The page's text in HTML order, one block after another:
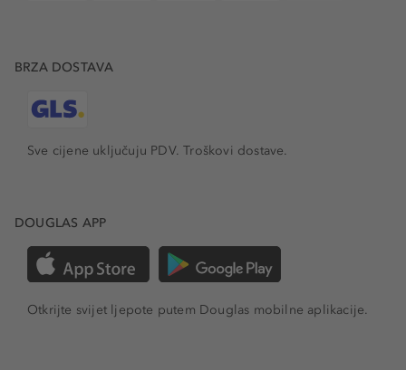
BRZA DOSTAVA
Sve cijene uključuju PDV.Troškovi dostave.
DOUGLAS APP
Otkrijte svijet ljepote putem Douglas mobilne aplikacije.